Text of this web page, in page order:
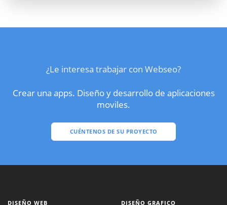
¿Le interesa trabajar con Webseo?
Crear una apps. Diseño y desarrollo de aplicaciones
moviles.
CUÉNTENOS DE SU PROYECTO
DISEÑO WEB DISEÑO GRAFICO